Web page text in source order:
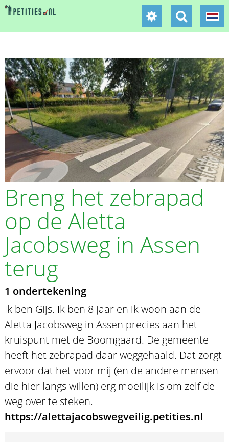
Breng het zebrapad
op de Aletta
Jacobsweg in Assen
terug
1 ondertekening
Ik ben Gijs. Ik ben 8 jaar en ik woon aan de
Aletta Jacobsweg in Assen precies aan het
kruispunt met de Boomgaard. De gemeente
heeft het zebrapad daar weggehaald. Dat zorgt
ervoor dat het voor mij (en de andere mensen
die hier langs willen) erg moeilijk is om zelf de
weg over te steken.
https://alettajacobswegveilig.petities.nl